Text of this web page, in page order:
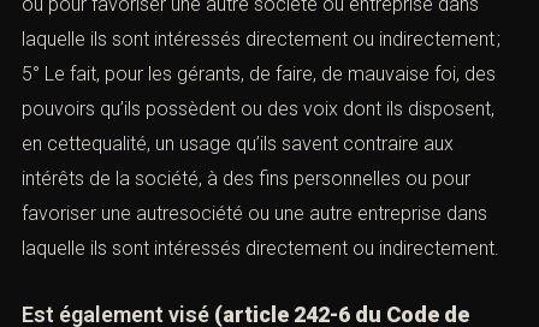
4° LE FAIT, POUR LES GÉRANTS, DE FAIRE, DE
MAUVAISE FOI, DES BIENS OU DU CRÉDIT DE
LA SOCIÉTÉ,
UN USAGE QU’ILS SAVENT CONTRAIRE À
L’INTÉRÊT DE CELLE-CI, À DES FINS
PERSONNELLES
ou pour favoriser une autre société ou entreprise dans